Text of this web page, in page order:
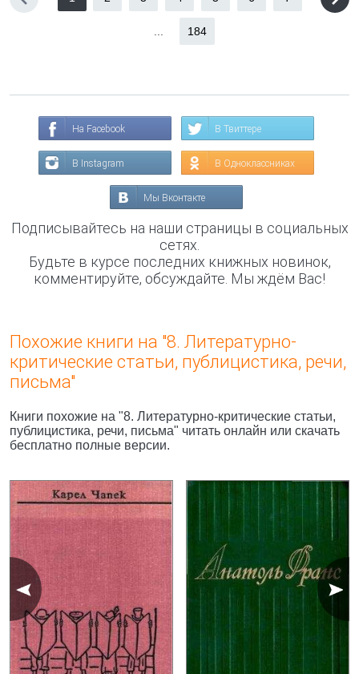
184
На Facebook В Твиттере
В Instagram В Одноклассниках
Мы Вконтакте
Подписывайтесь на наши страницы в социальных
сетях.
Будьте в курсе последних книжных новинок,
комментируйте, обсуждайте. Мы ждём Вас!
Похожие книги на "8. Литературно-
критические статьи, публицистика, речи,
письма"
Книги похожие на "8. Литературно-критические статьи,
публицистика, речи, письма" читать онлайн или скачать
бесплатно полные версии.